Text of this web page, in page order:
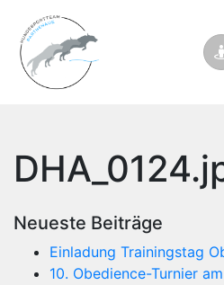
Neueste Beiträge
Einladung Trainingstag
10. Obedience-Turnier